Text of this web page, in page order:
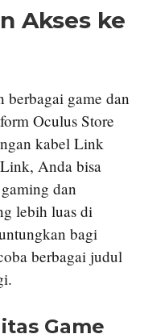
Akses ke
berbagai game dan
Oculus Store
kabel Link
Anda bisa
dan
lebih luas di
bagi
berbagai judul
Game